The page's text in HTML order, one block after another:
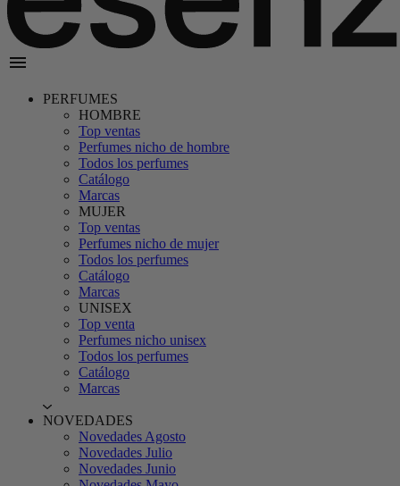
menu
PERFUMES
HOMBRE
Top ventas
Perfumes nicho de hombre
Todos los perfumes
Catálogo
Marcas
MUJER
Top ventas
Perfumes nicho de mujer
Todos los perfumes
Catálogo
Marcas
UNISEX
Top venta
Perfumes nicho unisex
Todos los perfumes
Catálogo
Marcas
NOVEDADES
Novedades Agosto
Novedades Julio
Novedades Junio